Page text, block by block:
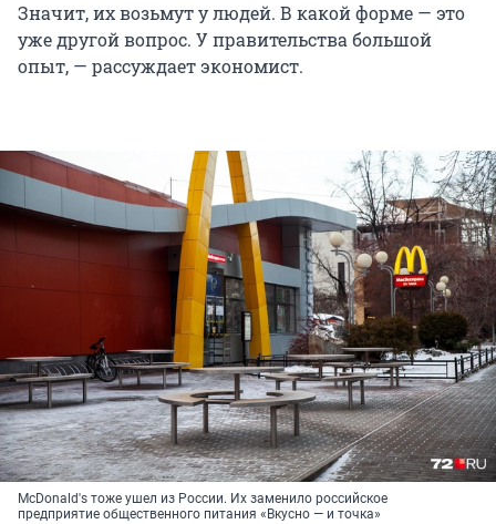
Значит, их возьмут у людей. В какой форме — это
уже другой вопрос. У правительства большой
опыт, — рассуждает экономист.
McDonald's тоже ушел из России. Их заменило российское
предприятие общественного питания «Вкусно — и точка»